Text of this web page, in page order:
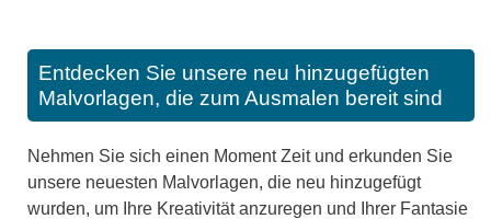
Entdecken Sie unsere neu hinzugefügten
Malvorlagen, die zum Ausmalen bereit sind
Nehmen Sie sich einen Moment Zeit und erkunden Sie
unsere neuesten Malvorlagen, die neu hinzugefügt
wurden, um Ihre Kreativität anzuregen und Ihrer Fantasie